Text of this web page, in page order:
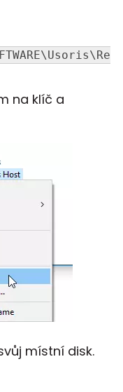
na klíč a
místní disk.